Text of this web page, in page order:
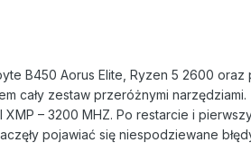
B450 Aorus Elite, Ryzen 5 2600
cały zestaw przeróżnymi narzędziami.
– 3200 MHZ. Po restarcie i
pojawiać się niespodziewane